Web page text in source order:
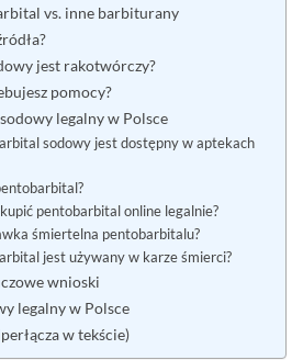
vs. inne barbiturany
jest rakotwórczy?
pomocy?
legalny w Polsce
sodowy jest dostępny w aptekach
kupić pentobarbital online legalnie?
śmiertelna pentobarbitalu?
jest używany w karze śmierci?
wnioski
legalny w Polsce
w tekście)